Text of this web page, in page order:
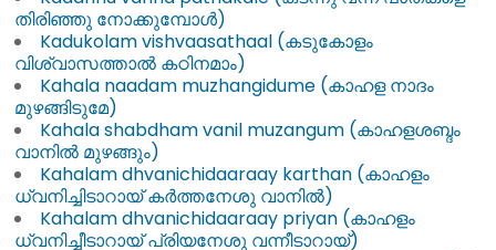
തിരിഞ്ഞു നോക്കുമ്പോൾ)
Kadukolam vishvaasathaal (കടുകോളം
വിശ്വാസത്താൽ കഠിനമാം)
Kahala naadam muzhangidume (കാഹള നാദം
മുഴങ്ങിടുമേ)
Kahala shabdham vanil muzangum (കാഹളശബ്ദം
വാനിൽ മുഴങ്ങും)
Kahalam dhvanichidaaraay karthan (കാഹളം
ധ്വനിച്ചിടാറായ് കർത്തനേശു വാനിൽ)
Kahalam dhvanichidaaraay priyan (കാഹളം
ധ്വനിച്ചീടാറായ് പ്രിയനേശു വന്നീടാറായ്)